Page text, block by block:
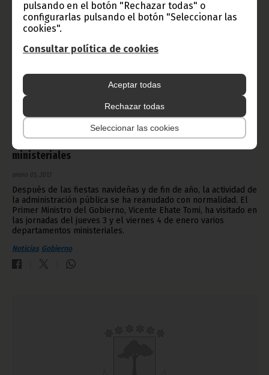
pulsando en el botón "Rechazar todas" o
configurarlas pulsando el botón "Seleccionar las
cookies".
Consultar política de cookies
Aceptar todas
Rechazar todas
Seleccionar las cookies
El Primer Ministro visita varios departamentos
ministeriales
enero 05, 2013
Después de las fiestas navideñas y de fin de año, la actividad de
la administración pública se ha reanudado con normalidad. El
Primer Ministro del Gobierno, Vicente Ehate Tomi, ha visitado en
las jornadas del jueves 3 y el viernes 4 de enero varios
departamentos ministeriales.
Noticias Gobierno